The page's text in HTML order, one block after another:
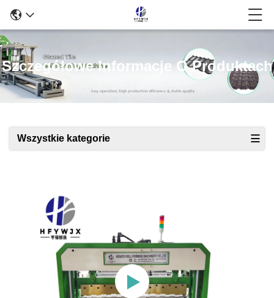
Szczegółowe Informacje O Produktach
Wszystkie kategorie